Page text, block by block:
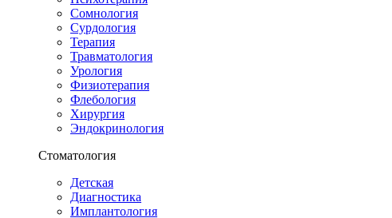
Сомнология
Сурдология
Терапия
Травматология
Урология
Физиотерапия
Флебология
Хирургия
Эндокринология
Стоматология
Детская
Диагностика
Имплантология